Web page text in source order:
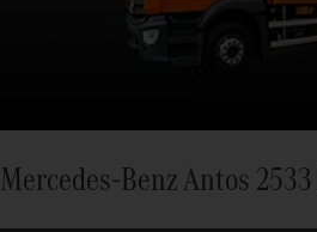
Mercedes-Benz Antos